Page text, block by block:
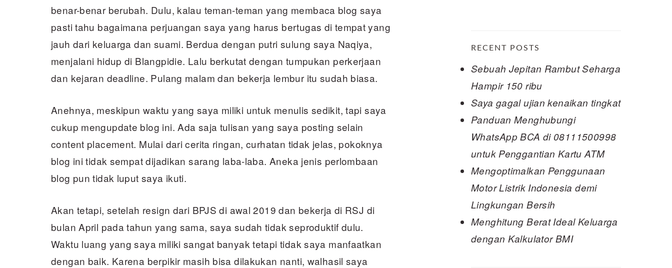
benar-benar berubah. Dulu, kalau teman-teman yang membaca blog saya
pasti tahu bagaimana perjuangan saya yang harus bertugas di tempat yang
jauh dari keluarga dan suami. Berdua dengan putri sulung saya Naqiya,
menjalani hidup di Blangpidie. Lalu berkutat dengan tumpukan perkerjaan
dan kejaran deadline. Pulang malam dan bekerja lembur itu sudah biasa.
Anehnya, meskipun waktu yang saya miliki untuk menulis sedikit, tapi saya
cukup mengupdate blog ini. Ada saja tulisan yang saya posting selain
content placement. Mulai dari cerita ringan, curhatan tidak jelas, pokoknya
blog ini tidak sempat dijadikan sarang laba-laba. Aneka jenis perlombaan
blog pun tidak luput saya ikuti.
Akan tetapi, setelah resign dari BPJS di awal 2019 dan bekerja di RSJ di
bulan April pada tahun yang sama, saya sudah tidak seproduktif dulu.
Waktu luang yang saya miliki sangat banyak tetapi tidak saya manfaatkan
dengan baik. Karena berpikir masih bisa dilakukan nanti, walhasil saya
RECENT POSTS
Sebuah Jepitan Rambut Seharga
Hampir 150 ribu
Saya gagal ujian kenaikan tingkat
Panduan Menghubungi
WhatsApp BCA di 08111500998
untuk Penggantian Kartu ATM
Mengoptimalkan Penggunaan
Motor Listrik Indonesia demi
Lingkungan Bersih
Menghitung Berat Ideal Keluarga
dengan Kalkulator BMI